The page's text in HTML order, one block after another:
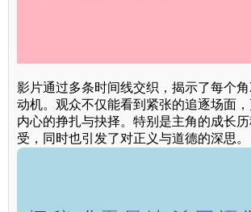
影片通过多条时间线交织，揭示了每个
动机。观众不仅能看到紧张的追逐场面
内心的挣扎与抉择。特别是主角的成长
受，同时也引发了对正义与道德的深思。